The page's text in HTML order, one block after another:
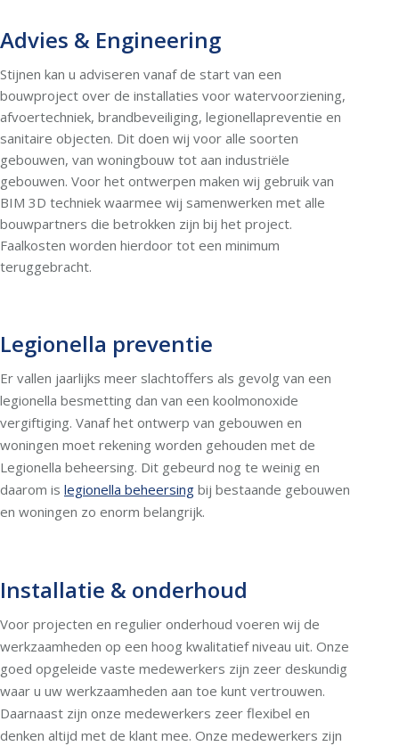
Advies & Engineering
Stijnen kan u adviseren vanaf de start van een
bouwproject over de installaties voor watervoorziening,
afvoertechniek, brandbeveiliging, legionellapreventie en
sanitaire objecten. Dit doen wij voor alle soorten
gebouwen, van woningbouw tot aan industriële
gebouwen. Voor het ontwerpen maken wij gebruik van
BIM 3D techniek waarmee wij samenwerken met alle
bouwpartners die betrokken zijn bij het project.
Faalkosten worden hierdoor tot een minimum
teruggebracht.
Legionella preventie
Er vallen jaarlijks meer slachtoffers als gevolg van een
legionella besmetting dan van een koolmonoxide
vergiftiging. Vanaf het ontwerp van gebouwen en
woningen moet rekening worden gehouden met de
Legionella beheersing. Dit gebeurd nog te weinig en
daarom is legionella beheersing bij bestaande gebouwen
en woningen zo enorm belangrijk.
Installatie & onderhoud
Voor projecten en regulier onderhoud voeren wij de
werkzaamheden op een hoog kwalitatief niveau uit. Onze
goed opgeleide vaste medewerkers zijn zeer deskundig
waar u uw werkzaamheden aan toe kunt vertrouwen.
Daarnaast zijn onze medewerkers zeer flexibel en
denken altijd met de klant mee. Onze medewerkers zijn